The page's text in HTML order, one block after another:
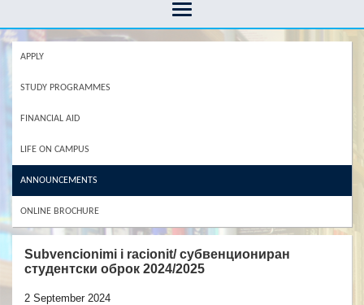
APPLY
STUDY PROGRAMMES
FINANCIAL AID
LIFE ON CAMPUS
ANNOUNCEMENTS
ONLINE BROCHURE
Subvencionimi i racionit/ субвенциониран
студентски оброк 2024/2025
2 September 2024